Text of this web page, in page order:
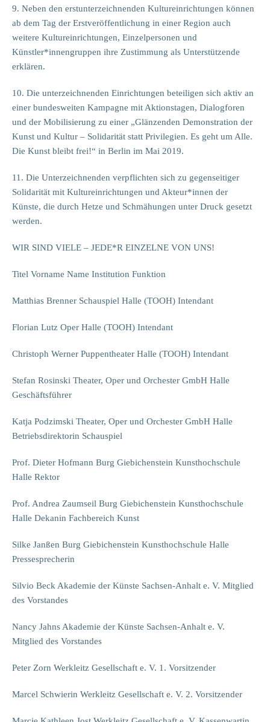
9. Neben den erstunterzeichnenden Kultureinrichtungen können
ab dem Tag der Erstveröffentlichung in einer Region auch
weitere Kultureinrichtungen, Einzelpersonen und
Künstler*innengruppen ihre Zustimmung als Unterstützende
erklären.
10. Die unterzeichnenden Einrichtungen beteiligen sich aktiv an
einer bundesweiten Kampagne mit Aktionstagen, Dialogforen
und der Mobilisierung zu einer „Glänzenden Demonstration der
Kunst und Kultur – Solidarität statt Privilegien. Es geht um Alle.
Die Kunst bleibt frei!“ in Berlin im Mai 2019.
11. Die Unterzeichnenden verpflichten sich zu gegenseitiger
Solidarität mit Kultureinrichtungen und Akteur*innen der
Künste, die durch Hetze und Schmähungen unter Druck gesetzt
werden.
WIR SIND VIELE – JEDE*R EINZELNE VON UNS!
Titel Vorname Name Institution Funktion
Matthias Brenner Schauspiel Halle (TOOH) Intendant
Florian Lutz Oper Halle (TOOH) Intendant
Christoph Werner Puppentheater Halle (TOOH) Intendant
Stefan Rosinski Theater, Oper und Orchester GmbH Halle
Geschäftsführer
Katja Podzimski Theater, Oper und Orchester GmbH Halle
Betriebsdirektorin Schauspiel
Prof. Dieter Hofmann Burg Giebichenstein Kunsthochschule
Halle Rektor
Prof. Andrea Zaumseil Burg Giebichenstein Kunsthochschule
Halle Dekanin Fachbereich Kunst
Silke Janßen Burg Giebichenstein Kunsthochschule Halle
Pressesprecherin
Silvio Beck Akademie der Künste Sachsen-Anhalt e. V. Mitglied
des Vorstandes
Nancy Jahns Akademie der Künste Sachsen-Anhalt e. V.
Mitglied des Vorstandes
Peter Zorn Werkleitz Gesellschaft e. V. 1. Vorsitzender
Marcel Schwierin Werkleitz Gesellschaft e. V. 2. Vorsitzender